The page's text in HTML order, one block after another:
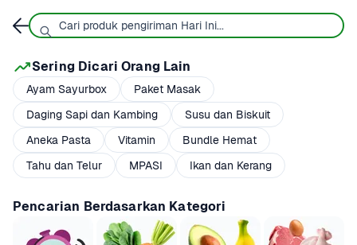
Sering Dicari Orang Lain
Ayam Sayurbox
Paket Masak
Daging Sapi dan Kambing
Susu dan Biskuit
Aneka Pasta
Vitamin
Bundle Hemat
Tahu dan Telur
MPASI Ikan dan Kerang
Pencarian Berdasarkan Kategori